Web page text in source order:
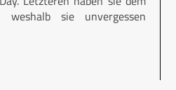
sie unvergessen